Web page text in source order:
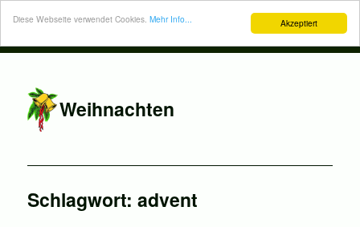
Akzeptiert
Diese Webseite verwendet Cookies. Mehr Info...
Weihnachten
Schlagwort:advent